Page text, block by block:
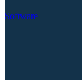
Software